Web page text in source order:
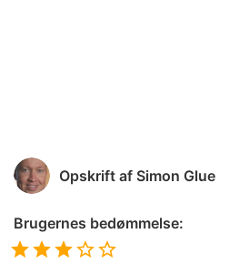
Opskrift af Simon Glue
Brugernes bedømmelse: